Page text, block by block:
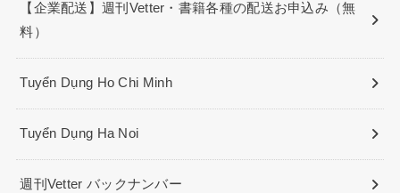
【企業配送】週刊Vetter・書籍各種の配送お申込み（無
料）
Tuyển Dụng Ho Chi Minh
Tuyển Dụng Ha Noi
週刊Vetter バックナンバー